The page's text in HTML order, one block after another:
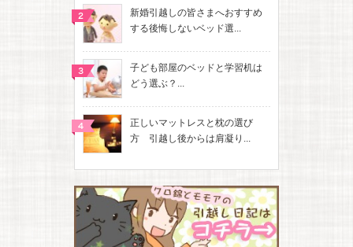
新婚引越しの皆さまへおすすめ
する後悔しないベッド選...
子ども部屋のベッドと学習机は
どう選ぶ？...
正しいマットレスと枕の選び
方 引越し後からは肩凝り...